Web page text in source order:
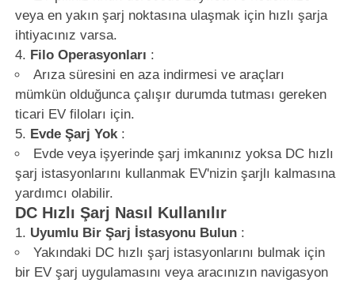
veya en yakın şarj noktasına ulaşmak için hızlı şarja
ihtiyacınız varsa.
Filo Operasyonları :
Arıza süresini en aza indirmesi ve araçları
mümkün olduğunca çalışır durumda tutması gereken
ticari EV filoları için.
Evde Şarj Yok:
Evde veya işyerinde şarj imkanınız yoksa DC hızlı
şarj istasyonlarını kullanmak EV'nizin şarjlı kalmasına
yardımcı olabilir.
DC Hızlı Şarj Nasıl Kullanılır
Uyumlu Bir Şarj İstasyonu Bulun:
Yakındaki DC hızlı şarj istasyonlarını bulmak için
bir EV şarj uygulamasını veya aracınızın navigasyon